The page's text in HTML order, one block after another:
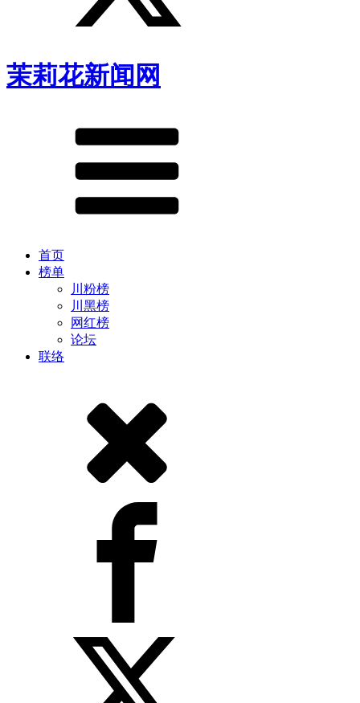
茉莉花新闻网
首页
榜单
川粉榜
川黑榜
网红榜
论坛
联络